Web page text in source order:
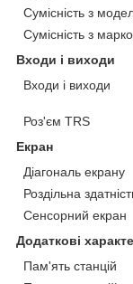
Сумісність з
Сумісність з
Входи і виходи
Входи і виходи
Роз'єм TRS
Екран
Діагональ екрану
Роздільна
Сенсорний екран
Додаткові
Пам'ять станцій